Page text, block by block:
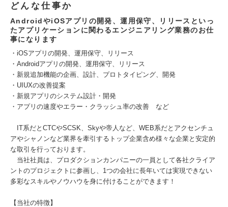
どんな仕事か
AndroidやiOSアプリの開発、運用保守、リリースといっ
たアプリケーションに関わるエンジニアリング業務のお仕
事になります
・iOSアプリの開発、運用保守、リリース
・Androidアプリの開発、運用保守、リリース
・新規追加機能の企画、設計、プロトタイピング、開発
・UIUXの改善提案
・新規アプリのシステム設計・開発
・アプリの速度やエラー・クラッシュ率の改善 など
IT系だとCTCやSCSK、Skyや帝人など、WEB系だとアクセンチュ
アやシャノンなど業界を牽引するトップ企業含め様々な企業と安定的
な取引を行っております。
当社社員は、プロダクションカンパニーの一員として各社クライア
ントのプロジェクトに参画し、1つの会社に長年いては実現できない
多彩なスキルやノウハウを身に付けることができます！
【当社の特徴】